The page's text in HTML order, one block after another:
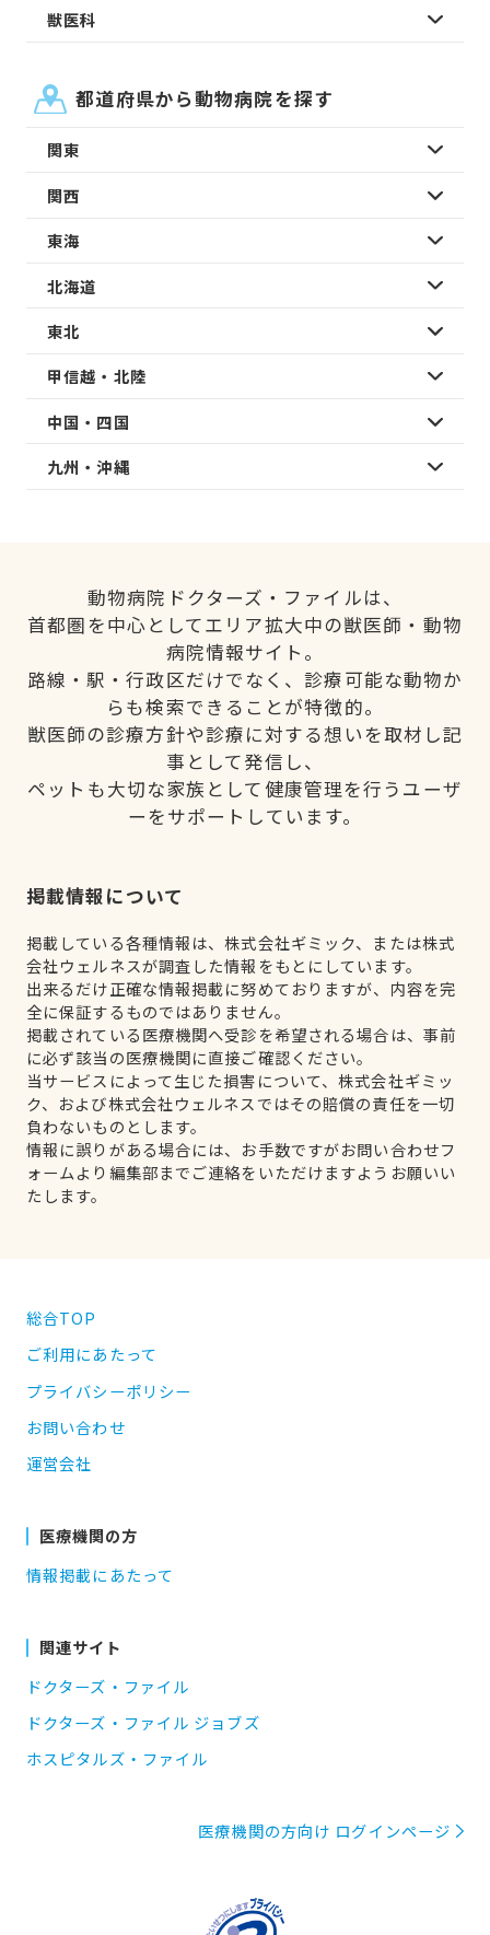
獣医科
都道府県から動物病院を探す
関東
関西
東海
北海道
東北
甲信越・北陸
中国・四国
九州・沖縄
動物病院ドクターズ・ファイルは、
首都圏を中心としてエリア拡大中の獣医師・動物
病院情報サイト。
路線・駅・行政区だけでなく、診療可能な動物か
らも検索できることが特徴的。
獣医師の診療方針や診療に対する想いを取材し記
事として発信し、
ペットも大切な家族として健康管理を行うユーザ
ーをサポートしています。
掲載情報について
掲載している各種情報は、株式会社ギミック、または株式
会社ウェルネスが調査した情報をもとにしています。
出来るだけ正確な情報掲載に努めておりますが、内容を完
全に保証するものではありません。
掲載されている医療機関へ受診を希望される場合は、事前
に必ず該当の医療機関に直接ご確認ください。
当サービスによって生じた損害について、株式会社ギミッ
ク、および株式会社ウェルネスではその賠償の責任を一切
負わないものとします。
情報に誤りがある場合には、お手数ですがお問い合わせフ
ォームより編集部までご連絡をいただけますようお願いい
たします。
総合TOP
ご利用にあたって
プライバシーポリシー
お問い合わせ
運営会社
医療機関の方
情報掲載にあたって
関連サイト
ドクターズ・ファイル
ドクターズ・ファイル ジョブズ
ホスピタルズ・ファイル
医療機関の方向け ログインページ